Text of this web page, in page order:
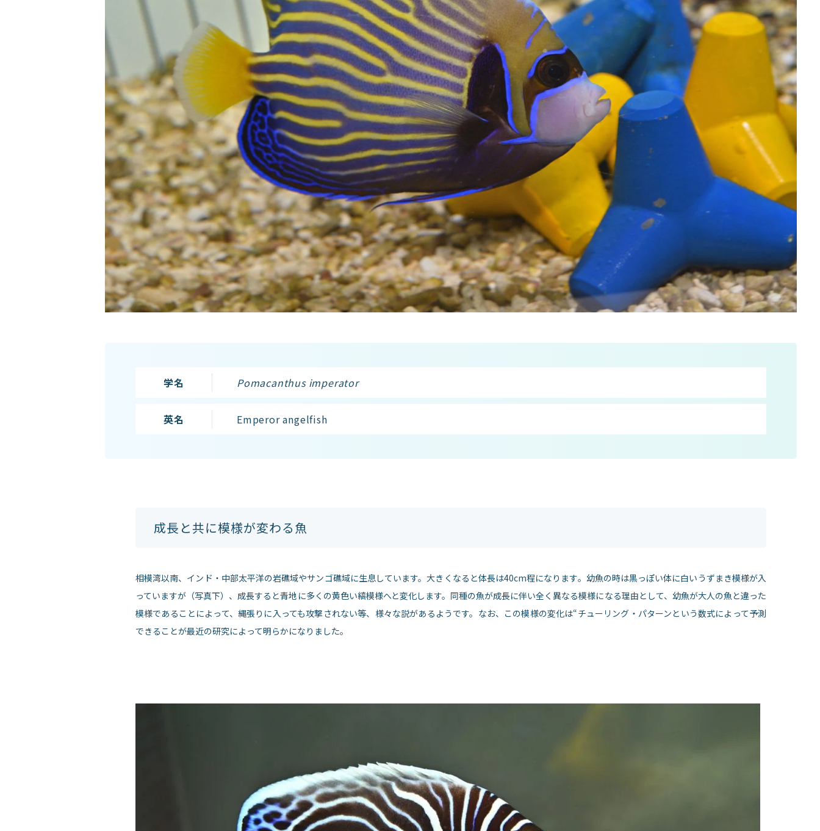
学名 Pomacanthus imperator
英名 Emperor angelfish
成長と共に模様が変わる魚
相模湾以南、インド・中部太平洋の岩礁域やサンゴ礁域に生息しています。大きくなると体長は40cm程になります。幼魚の時は黒っぽい体に白いうずまき模様が入
っていますが（写真下）、成長すると青地に多くの黄色い縞模様へと変化します。同種の魚が成長に伴い全く異なる模様になる理由として、幼魚が大人の魚と違った
模様であることによって、縄張りに入っても攻撃されない等、様々な説があるようです。なお、この模様の変化は“チューリング・パターンという数式によって予測
できることが最近の研究によって明らかになりました。